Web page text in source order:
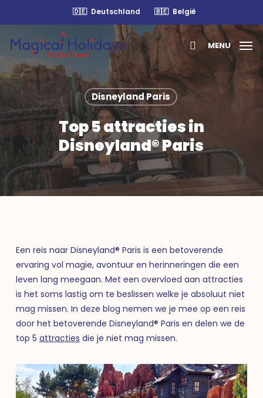
main
content
🇩🇪 Deutschland 🇧🇪 België
search
MENU
Disneyland Paris
Top 5 attracties in
Disneyland® Paris
Een reis naar Disneyland® Paris is een betoverende
ervaring vol magie, avontuur en herinneringen die een
leven lang meegaan. Met een overvloed aan attracties
is het soms lastig om te beslissen welke je absoluut niet
mag missen. In deze blog nemen we je mee op een reis
door het betoverende Disneyland® Paris en delen we de
top 5 attracties die je niet mag missen.